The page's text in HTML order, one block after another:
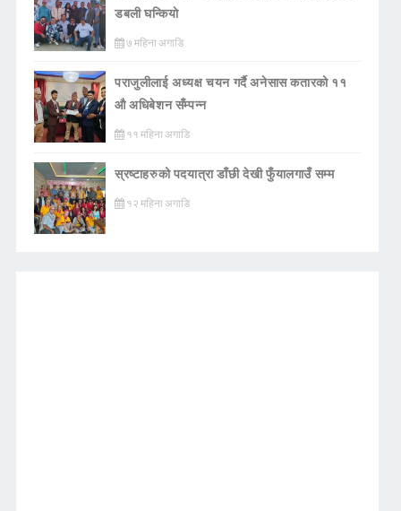
डबली घन्कियाे
७ महिना अगाडि
पराजुलीलाई अध्यक्ष चयन गर्दै अनेसास कतारको ११
औ अधिबेशन सँम्पन्न
११ महिना अगाडि
स्रष्टाहरुको पदयात्रा डाँछी देखी फुँयालगाउँ सम्म
१२ महिना अगाडि